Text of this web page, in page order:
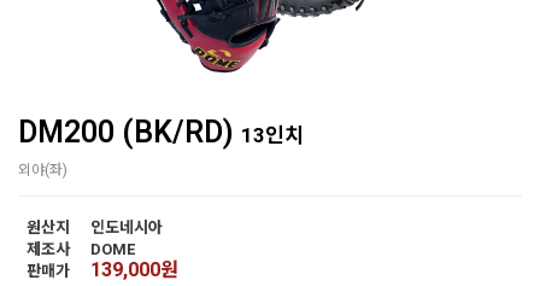
DM200 (BK/RD) 13인치
외야(좌)
원산지
인도네시아
제조사
DOME
판매가
139,000원